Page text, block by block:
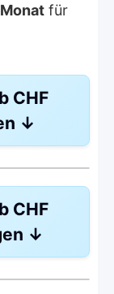
für
CHF
↓
418.15
CHF
↓